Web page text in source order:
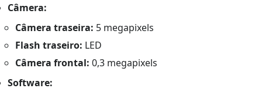
Câmera:
Câmera traseira: 5 megapixels
Flash traseiro: LED
Câmera frontal: 0,3 megapixels
Software: